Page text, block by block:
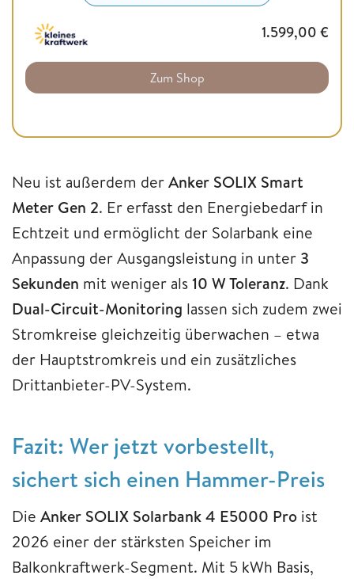
1.599,00 €
Zum Shop
Neu ist außerdem derAnker SOLIX Smart
Meter Gen 2. Er erfasst den Energiebedarf in
Echtzeit und ermöglicht der Solarbank eine
Anpassung der Ausgangsleistung in unter 3
Sekunden mit weniger als10 W Toleranz. Dank
Dual-Circuit-Monitoring lassen sich zudem zwei
Stromkreise gleichzeitig überwachen – etwa
der Hauptstromkreis und ein zusätzliches
Drittanbieter-PV-System.
Fazit: Wer jetzt vorbestellt,
sichert sich einen Hammer-Preis
Die Anker SOLIX Solarbank 4 E5000 Pro ist
2026 einer der stärksten Speicher im
Balkonkraftwerk-Segment. Mit 5 kWh Basis,